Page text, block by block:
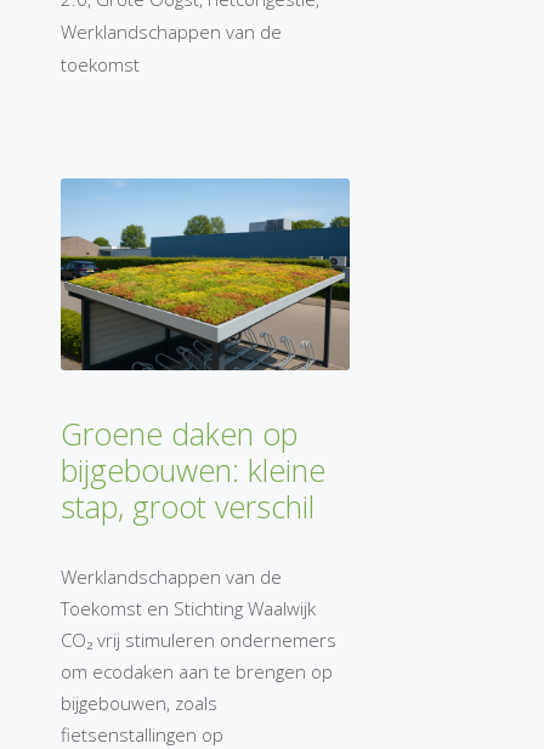
Werklandschappen van de
toekomst
Groene daken op
bijgebouwen: kleine
stap, groot verschil
Werklandschappen van de
Toekomst en Stichting Waalwijk
CO₂ vrij stimuleren ondernemers
om ecodaken aan te brengen op
bijgebouwen, zoals
fietsenstallingen op